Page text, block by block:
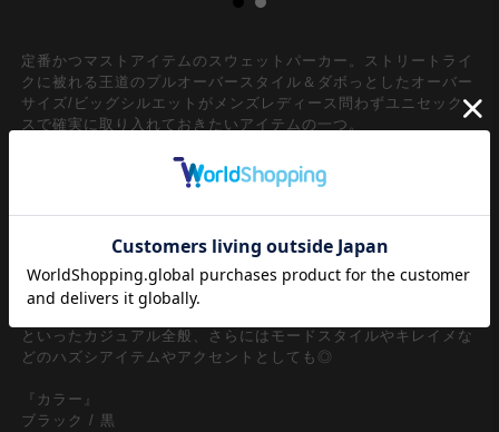
定番かつマストアイテムのスウェットパーカー。ストリートライ
クに被れる王道のプルオーバースタイル＆ダボっとしたオーバー
サイズ/ビッグシルエットがメンズレディース問わずユニセック
スで確実に取り入れておきたいアイテムの一つ。
裏起毛の肉厚なヘヴィーウェイトコットンスウェットの王道マテ
リアルをベースに、クラシックなカンガルーポケットに裾リブに
アッパーかつ存在感溢れるインパクトスタイルを構築。韓国スト
リートファッションをはじめとし、90ｓ/Y2Kスタイル、古着ミ
ックス、アメカジやワークスタイルなどのクラシックムードなス
といったカジュアル全般、さらにはモードスタイルやキレイメな
どのハズシアイテムやアクセントとしても◎
『カラー』
ブラック / 黒